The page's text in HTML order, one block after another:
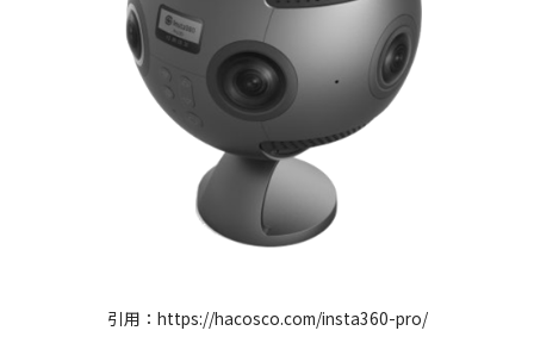
引用：https://hacosco.com/insta360-pro/